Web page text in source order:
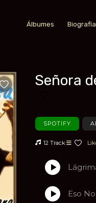
Álbumes
Añadir a favoritosSeñora
SPOTIFY
12 Track
Eso